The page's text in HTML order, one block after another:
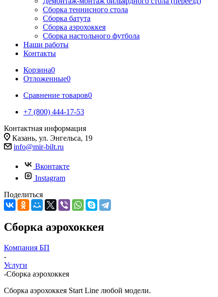
Сборка теннисного стола
Сборка батута
Сборка аэрохоккея
Сборка настольного футбола
Наши работы
Контакты
Корзина0
Отложенные0
Сравнение товаров0
+7 (800) 444-17-53
Контактная информация
Казань, ул. Энгельса, 19
info@mir-bilt.ru
Вконтакте
Instagram
Поделиться
Сборка аэрохоккея
Компания БП
-
Услуги
-Сборка аэрохоккея
Сборка аэрохоккея Start Line любой модели.